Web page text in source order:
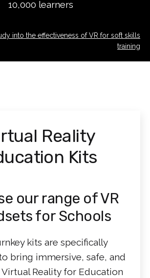
10,000 learners
into the effectiveness of VR for soft skills
training
Reality
Kits
our range of VR
for Schools
kits are specifically
bring immersive, safe, and
Reality for Education